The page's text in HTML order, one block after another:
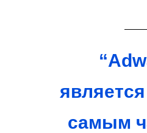
самым